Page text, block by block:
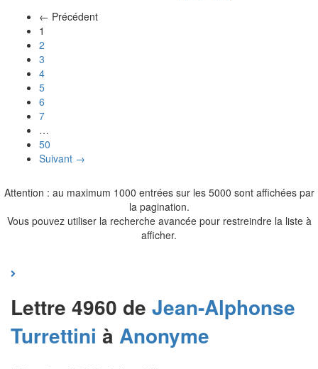
← Précédent
1
2
3
4
5
6
7
…
50
Suivant →
Attention : au maximum 1000 entrées sur les 5000 sont affichées par
la pagination.
Vous pouvez utiliser la recherche avancée pour restreindre la liste à
afficher.
Lettre 4960 de Jean-Alphonse
Turrettini à Anonyme